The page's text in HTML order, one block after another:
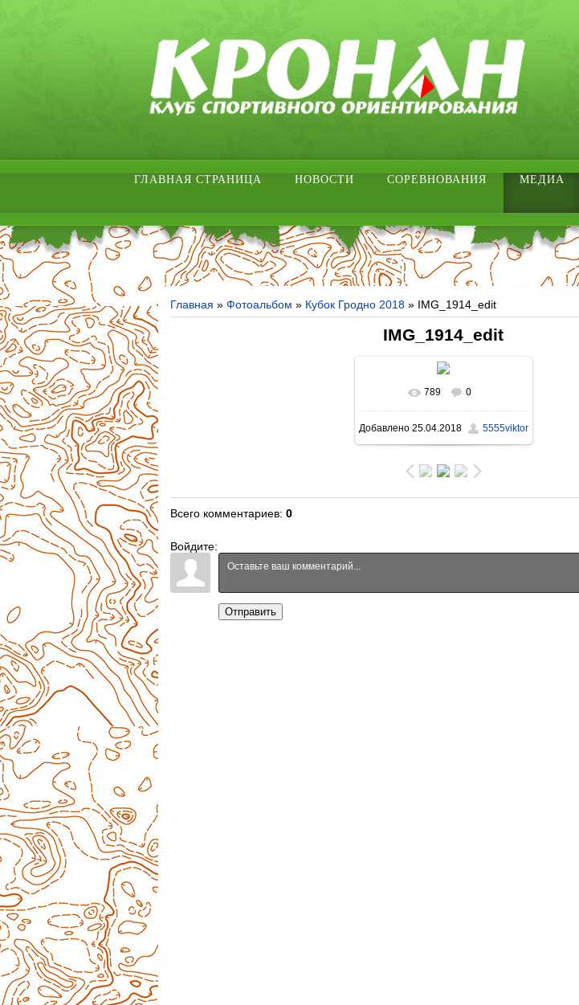
ГЛАВНАЯ СТРАНИЦА НОВОСТИ СОРЕВНОВАНИЯ МЕДИА
Главная » Фотоальбом » Кубок Гродно 2018 » IMG_1914_edit
IMG_1914_edit
В реальном размере
1122x1157/ 1515.1Kb
789 0
Добавлено25.04.2018 5555viktor
Всего комментариев: 0
Войдите:
Отправить